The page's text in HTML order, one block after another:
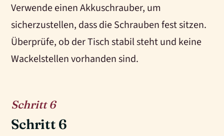
Verwende einen Akkuschrauber, um
sicherzustellen, dass die Schrauben fest sitzen.
Überprüfe, ob der Tisch stabil steht und keine
Wackelstellen vorhanden sind.
6
Schritt 6